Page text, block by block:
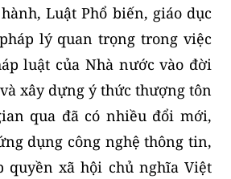
Luật Phổ biến, giáo dục
lý quan trọng trong việc
luật của Nhà nước vào đời
xây dựng ý thức thượng tôn
qua đã có nhiều đổi mới,
dụng công nghệ thông tin,
quyền xã hội chủ nghĩa Việt